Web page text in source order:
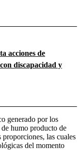
acciones de
discapacidad y
generado por los
humo producto de
las cuales
del momento